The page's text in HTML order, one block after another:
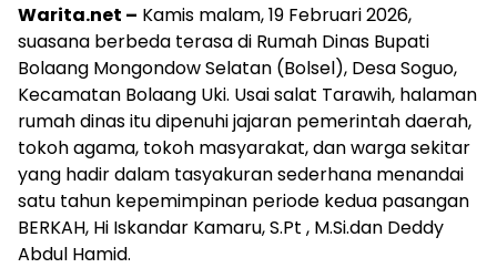
Warita.net – Kamis malam, 19 Februari 2026,
suasana berbeda terasa di Rumah Dinas Bupati
Bolaang Mongondow Selatan (Bolsel), Desa Soguo,
Kecamatan Bolaang Uki. Usai salat Tarawih, halaman
rumah dinas itu dipenuhi jajaran pemerintah daerah,
tokoh agama, tokoh masyarakat, dan warga sekitar
yang hadir dalam tasyakuran sederhana menandai
satu tahun kepemimpinan periode kedua pasangan
BERKAH, Hi Iskandar Kamaru, S.Pt , M.Si.dan Deddy
Abdul Hamid.